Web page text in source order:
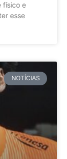
físico e
esse
NOTÍCIAS